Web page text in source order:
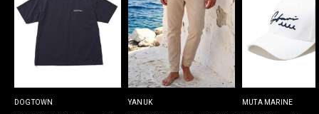
DOGTOWN YANUK MUTA MARINE